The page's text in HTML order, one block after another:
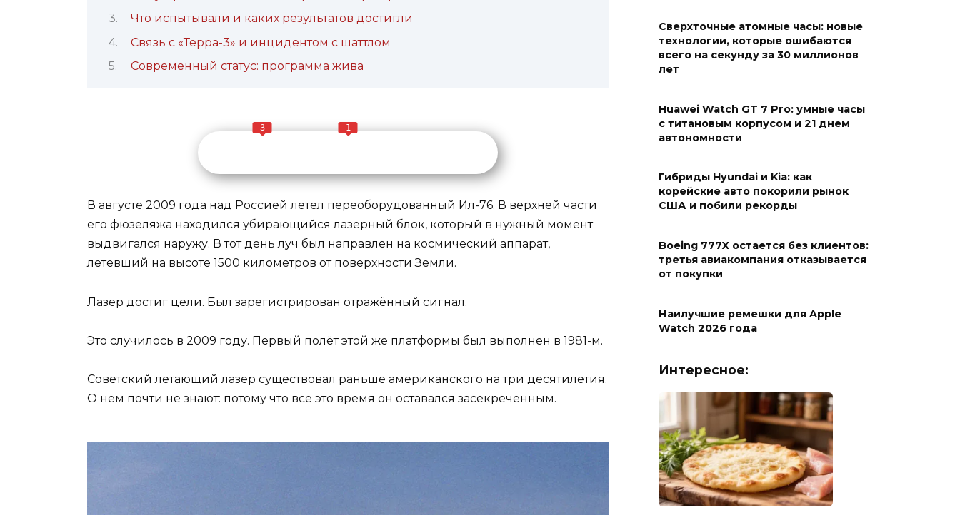
Что испытывали и каких результатов достигли
Связь с «Терра-3» и инцидентом с шаттлом
Современный статус: программа жива
3 1
В августе 2009 года над Россией летел переоборудованный Ил-76. В верхней части
его фюзеляжа находился убирающийся лазерный блок, который в нужный момент
выдвигался наружу. В тот день луч был направлен на космический аппарат,
летевший на высоте 1500 километров от поверхности Земли.
Лазер достиг цели. Был зарегистрирован отражённый сигнал.
Это случилось в 2009 году. Первый полёт этой же платформы был выполнен в 1981-м.
Советский летающий лазер существовал раньше американского на три десятилетия.
О нём почти не знают: потому что всё это время он оставался засекреченным.
Сверхточные атомные часы: новые
технологии, которые ошибаются
всего на секунду за 30 миллионов
лет
Huawei Watch GT 7 Pro: умные часы
с титановым корпусом и 21 днем
автономности
Гибриды Hyundai и Kia: как
корейские авто покорили рынок
США и побили рекорды
Boeing 777X остается без клиентов:
третья авиакомпания отказывается
от покупки
Наилучшие ремешки для Apple
Watch 2026 года
Интересное: